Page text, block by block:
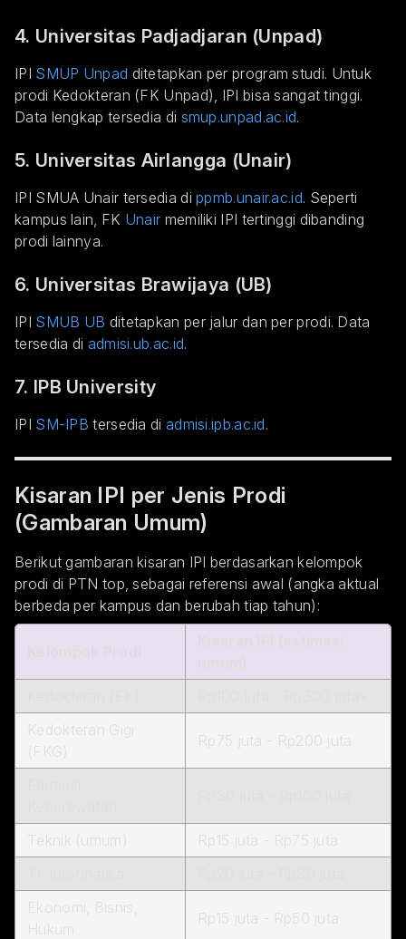
4. Universitas Padjadjaran (Unpad)
IPI SMUP Unpad ditetapkan per program studi. Untuk
prodi Kedokteran (FK Unpad), IPI bisa sangat tinggi.
Data lengkap tersedia di smup.unpad.ac.id.
5. Universitas Airlangga (Unair)
IPI SMUA Unair tersedia dippmb.unair.ac.id. Seperti
kampus lain, FK Unair memiliki IPI tertinggi dibanding
prodi lainnya.
6. Universitas Brawijaya (UB)
IPI SMUB UB ditetapkan per jalur dan per prodi. Data
tersedia di admisi.ub.ac.id.
7. IPB University
IPI SM-IPB tersedia di admisi.ipb.ac.id.
Kisaran IPI per Jenis Prodi
(Gambaran Umum)
Berikut gambaran kisaran IPI berdasarkan kelompok
prodi di PTN top, sebagai referensi awal (angka aktual
berbeda per kampus dan berubah tiap tahun):